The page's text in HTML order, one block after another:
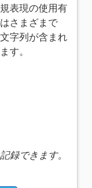
表現の使用有
さまざまで
字列が含まれ
す。
録できます。